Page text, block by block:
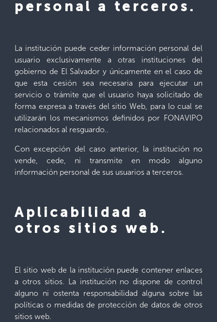
personal a terceros.
La institución puede ceder información personal del
usuario exclusivamente a otras instituciones del
gobierno de El Salvador y únicamente en el caso de
que esta cesión sea necesaria para ejecutar un
servicio o trámite que el usuario haya solicitado de
forma expresa a través del sitio Web, para lo cual se
utilizarán los mecanismos definidos por FONAVIPO
relacionados al resguardo..
Con excepción del caso anterior, la institución no
vende, cede, ni transmite en modo alguno
información personal de sus usuarios a terceros.
Aplicabilidad a
otros sitios web.
El sitio web de la institución puede contener enlaces
a otros sitios. La institución no dispone de control
alguno ni ostenta responsabilidad alguna sobre las
políticas o medidas de protección de datos de otros
sitios web.